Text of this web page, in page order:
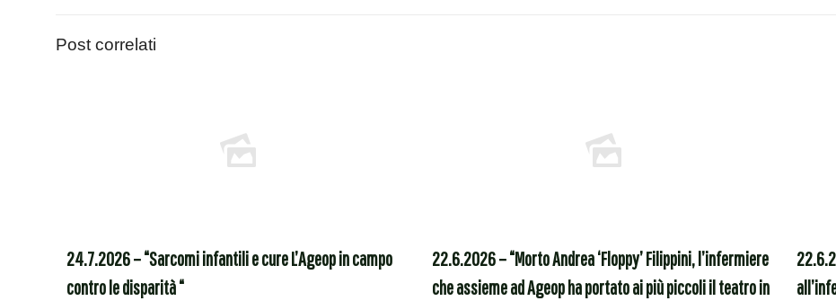
Post correlati
24.7.2026 – “Sarcomi infantili e cure L’Ageop in campo
contro le disparità “
22.6.2026 – “Morto Andrea ‘Floppy’ Filippini, l’infermiere
che assieme ad Ageop ha portato ai più piccoli il teatro in